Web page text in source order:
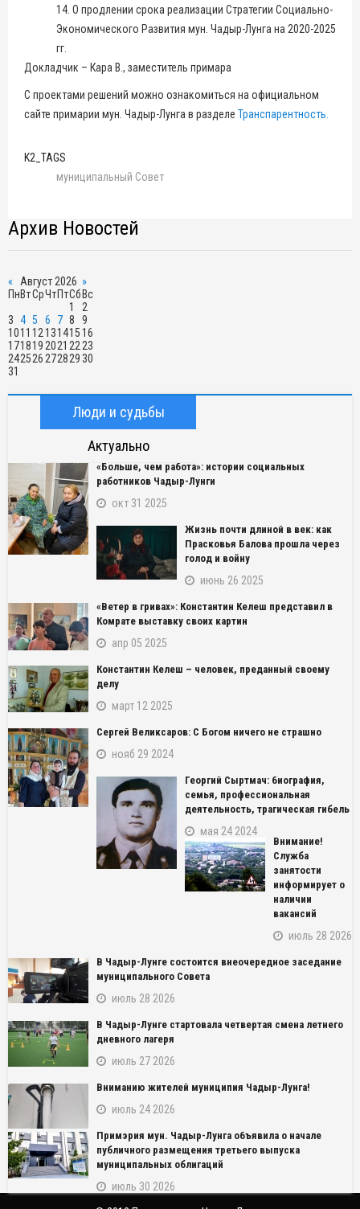
14. О продлении срока реализации Стратегии Социально-
Экономического Развития мун. Чадыр-Лунга на 2020-2025
гг.
Докладчик – Кара В., заместитель примара
С проектами решений можно ознакомиться на официальном
сайте примарии мун. Чадыр-Лунга в разделе Транспарентность.
K2_TAGS
муниципальный Совет
Архив Новостей
« Август 2026 »
ПнВтСрЧтПтСб Вс
1
2
3 4 5 6 7 8
9
1011 1213141516
171819 2021 22 23
242526 27282930
31
Люди и судьбы
Актуально
«Больше, чем работа»: истории социальных
работников Чадыр-Лунги
окт 31 2025
Жизнь почти длиной в век: как
Прасковья Балова прошла через
голод и войну
июнь 26 2025
«Ветер в гривах»: Константин Келеш представил в
Комрате выставку своих картин
апр 05 2025
Константин Келеш – человек, преданный своему
делу
март 12 2025
Сергей Великсаров: С Богом ничего не страшно
нояб 29 2024
Георгий Сыртмач: биография,
семья, профессиональная
деятельность, трагическая гибель
мая 24 2024
Внимание!
Служба
занятости
информирует о
наличии
вакансий
июль 28 2026
В Чадыр-Лунге состоится внеочередное заседание
муниципального Совета
июль 28 2026
В Чадыр-Лунге стартовала четвертая смена летнего
дневного лагеря
июль 27 2026
Вниманию жителей муниципия Чадыр-Лунга!
июль 24 2026
Примэрия мун. Чадыр-Лунга объявила о начале
публичного размещения третьего выпуска
муниципальных облигаций
июль 30 2026
NAME_SOCIAL_TWITTER